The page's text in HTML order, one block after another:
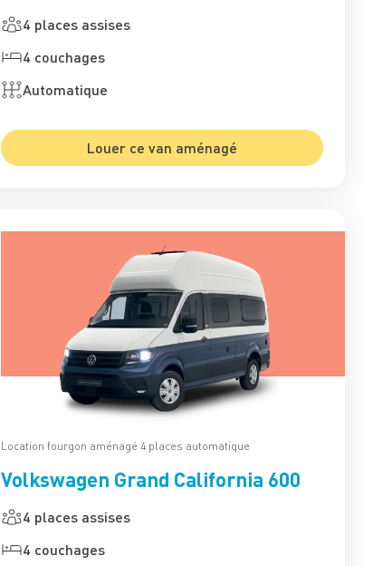
4 places assises
4 couchages
Automatique
Louer ce van aménagé
Location fourgon aménagé 4 places automatique
Volkswagen Grand California 600
4 places assises
4 couchages